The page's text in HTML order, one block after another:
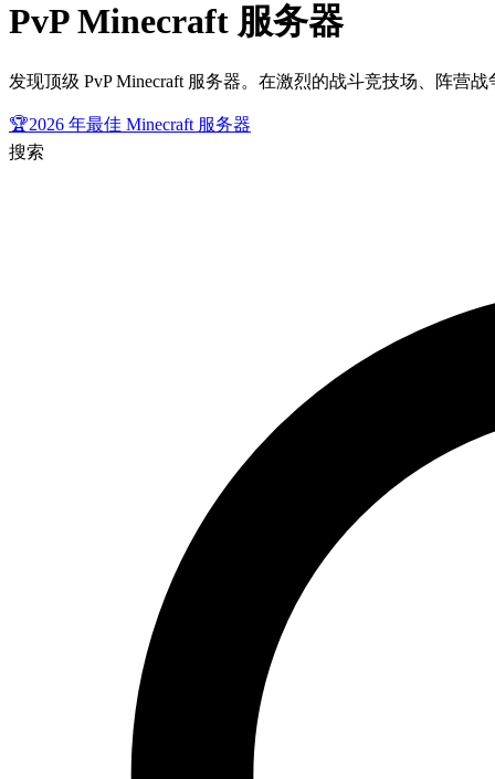
PvP Minecraft 服务器
发现顶级 PvP Minecraft 服务器。在激烈的战斗竞技场、阵营
🏆2026 年最佳 Minecraft 服务器
搜索